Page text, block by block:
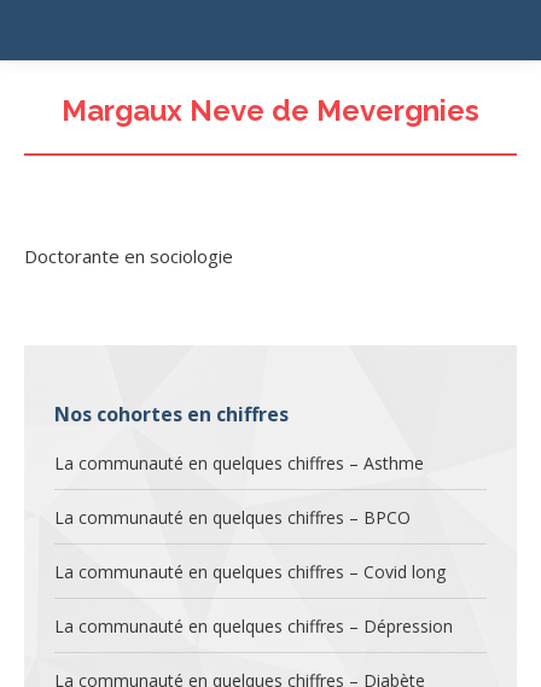
Margaux Neve de Mevergnies
Doctorante en sociologie
Nos cohortes en chiffres
La communauté en quelques chiffres – Asthme
La communauté en quelques chiffres – BPCO
La communauté en quelques chiffres – Covid long
La communauté en quelques chiffres – Dépression
La communauté en quelques chiffres – Diabète